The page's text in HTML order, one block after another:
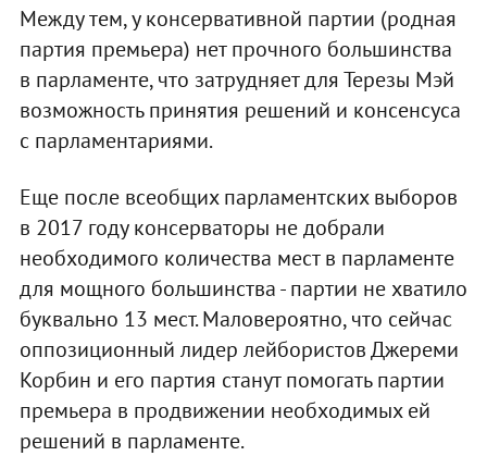
Между тем, у консервативной партии (родная
партия премьера) нет прочного большинства
в парламенте, что затрудняет для Терезы Мэй
возможность принятия решений и консенсуса
с парламентариями.
Еще после всеобщих парламентских выборов
в 2017 году консерваторы не добрали
необходимого количества мест в парламенте
для мощного большинства - партии не хватило
буквально 13 мест. Маловероятно, что сейчас
оппозиционный лидер лейбористов Джереми
Корбин и его партия станут помогать партии
премьера в продвижении необходимых ей
решений в парламенте.